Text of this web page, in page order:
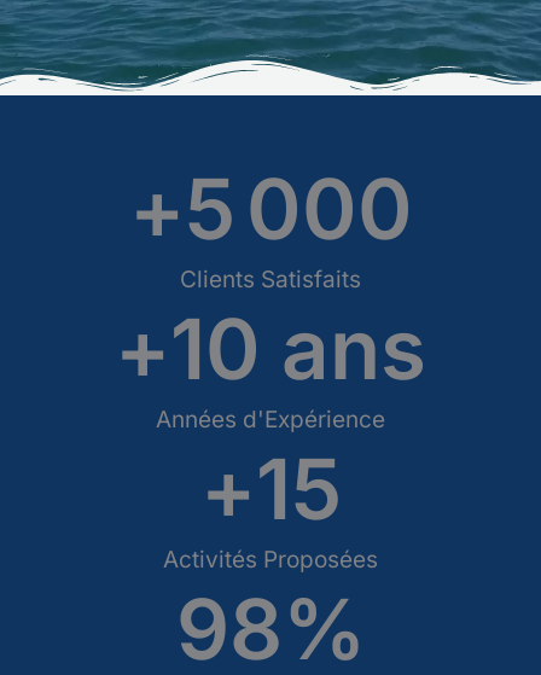
Clients Satisfaits
+5 000
Années d'Expérience
+10 ans
Activités Proposées
+15
98%